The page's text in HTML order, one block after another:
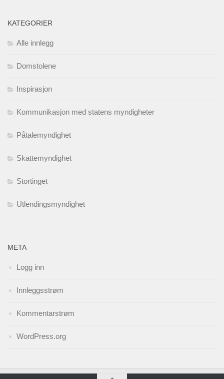
KATEGORIER
Alle innlegg
Domstolene
Inspirasjon
Kommunikasjon med statens myndigheter
Påtalemyndighet
Skattemyndighet
Stortinget
Utlendingsmyndighet
META
Logg inn
Innleggsstrøm
Kommentarstrøm
WordPress.org